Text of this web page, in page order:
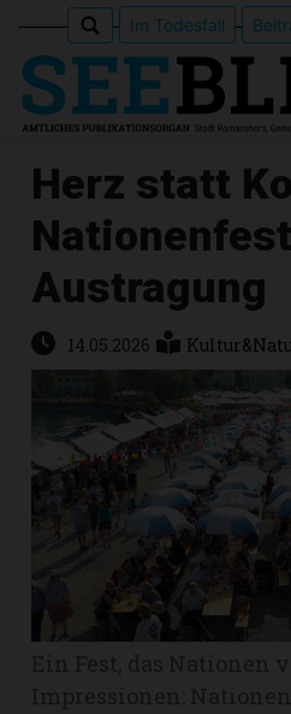
Epaper
Veranstaltungen
Erlebnisführer
Romanshorn:
Im Todesfall
Herz statt
Austragung
14.05.2026